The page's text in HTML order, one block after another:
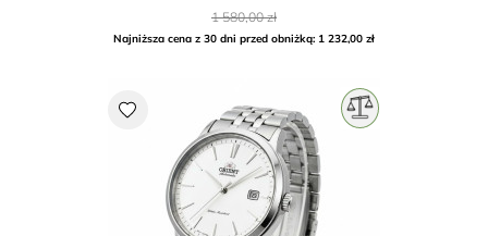
Cena
podstawowa
1 580,00 zł
Najniższa cena z 30 dni przed obniżką: 1 232,00 zł
favorite